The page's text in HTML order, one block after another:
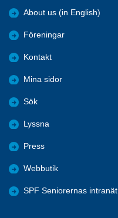
About us (in English)
Föreningar
Kontakt
Mina sidor
Sök
Lyssna
Press
Webbutik
SPF Seniorernas intranät